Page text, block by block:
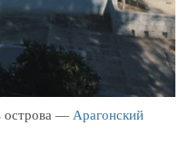
острова — Арагонский